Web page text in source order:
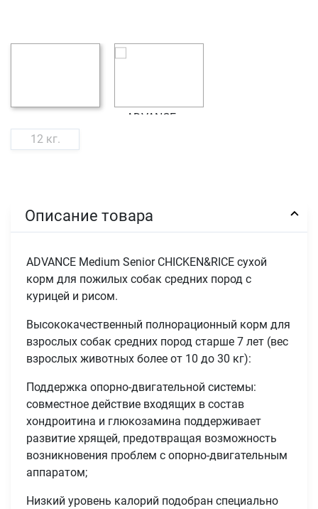
12 кг.
Описание товара
ADVANCE Medium Senior CHICKEN&RICE сухой
корм для пожилых собак средних пород с
курицей и рисом.
Высококачественный полнорационный корм для
взрослых собак средних пород старше 7 лет (вес
взрослых животных более от 10 до 30 кг):
Поддержка опорно-двигательной системы:
совместное действие входящих в состав
хондроитина и глюкозамина поддерживает
развитие хрящей, предотвращая возможность
возникновения проблем с опорно-двигательным
аппаратом;
Низкий уровень калорий подобран специально